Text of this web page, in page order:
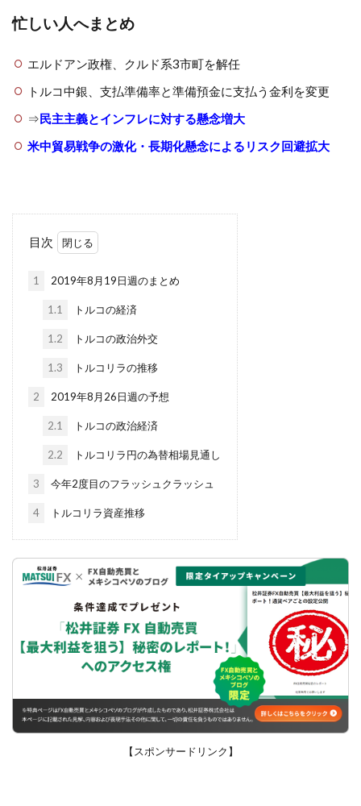
忙しい人へまとめ
エルドアン政権、クルド系3市町を解任
トルコ中銀、支払準備率と準備預金に支払う金利を変更
⇒ 民主主義とインフレに対する懸念増大
米中貿易戦争の激化・長期化懸念によるリスク回避拡大
目次
1 2019年8月19日週のまとめ
1.1 トルコの経済
1.2 トルコの政治外交
1.3 トルコリラの推移
2 2019年8月26日週の予想
2.1 トルコの政治経済
2.2 トルコリラ円の為替相場見通し
3 今年2度目のフラッシュクラッシュ
4 トルコリラ資産推移
【スポンサードリンク】